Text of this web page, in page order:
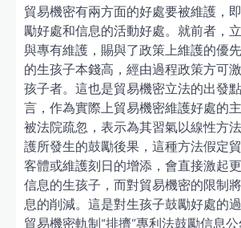
貿易機密有兩方面的好處要被維護，
勵好處和信息的活動好處。就前者，
與專有維護，賜與了政策上維護的優
的生孩子本錢高，經由過程政策方可
孩子者。這也是貿易機密立法的出發
言，作為實際上貿易機密維護好處的
被法院疏忽，表示為其習氣以線性方
護所發生的鼓勵後果，這種方法假定貿
客體或維護刻日的增添，會直接激起
信息的生孩子，而對貿易機密的限制
息的削減。這是對生孩子鼓勵好處的
貿易機密軌制“排擠”專利法鼓勵信息